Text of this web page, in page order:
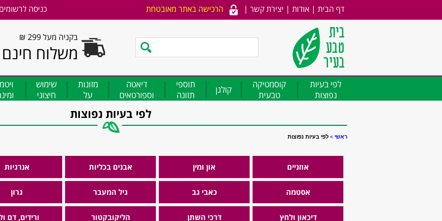
דף הבית | אודות | יצירת קשר | הרכישה באתר מאובטחת כניסה לרשומים
בקניה מעל 299 ₪
משלוח חינם
לפי בעיות
נפוצות
קוסמטיקה
טבעית
קולגן
תוספי
תזונה
דיאטה
וספורטאים
מזונות
על
שימוש
חיצוני
לפי בעיות נפוצות
ראשי > לפי בעיות נפוצות
אוזניים און ומין אבנים בכליות אנרגיות
אסטמה כאבי גב גיל המעבר גרון
דיכאון ולחץ דרכי השתן הליקובקטור ורידים, דם